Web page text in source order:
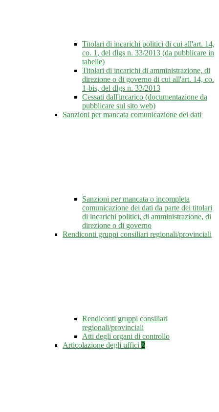
Titolari di incarichi politici di cui all'art. 14,
co. 1, del dlgs n. 33/2013 (da pubblicare in
tabelle)
Titolari di incarichi di amministrazione, di
direzione o di governo di cui all'art. 14, co.
1-bis, del dlgs n. 33/2013
Cessati dall'incarico (documentazione da
pubblicare sul sito web)
Sanzioni per mancata comunicazione dei dati
Sanzioni per mancata o incompleta
comunicazione dei dati da parte dei titolari
di incarichi politici, di amministrazione, di
direzione o di governo
Rendiconti gruppi consiliari regionali/provinciali
Rendiconti gruppi consiliari
regionali/provinciali
Atti degli organi di controllo
Articolazione degli uffici 2